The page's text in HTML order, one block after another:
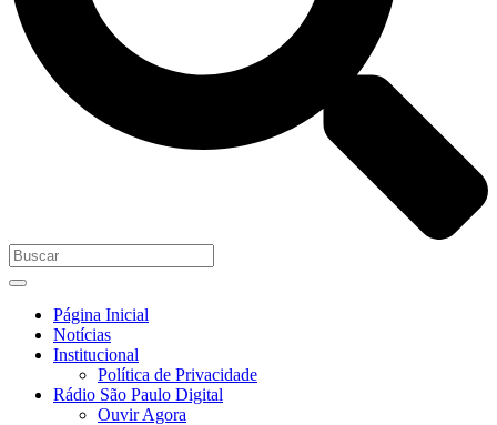
Página Inicial
Notícias
Institucional
Política de Privacidade
Rádio São Paulo Digital
Ouvir Agora